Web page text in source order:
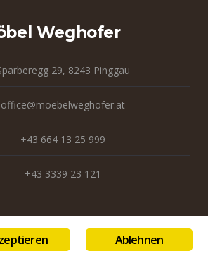
Weghofer
29, 8243 Pinggau
office@moebelweghofer.at
+43 664 13 25 999
+43 3339 23 121
Ablehnen